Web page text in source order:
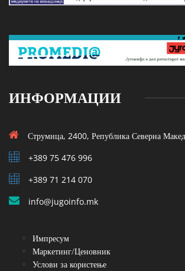
ИНФОРМАЦИИ
Струмица, 2400, Република Северна
+389 75 476 996
+389 71 214 070
info@jugoinfo.mk
Импресум
Маркетинг/Ценовник
Услови за користење